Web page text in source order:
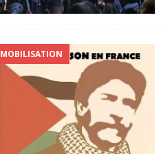
MOBILISATION